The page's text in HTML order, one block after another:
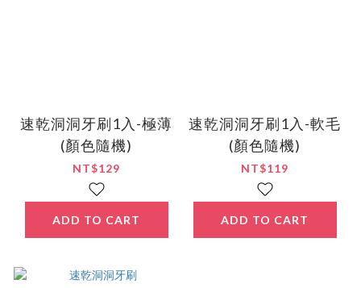
速乾洞洞牙刷1入-極薄
(顏色隨機)
NT$129
ADD TO CART
速乾洞洞牙刷1入-軟毛
(顏色隨機)
NT$119
ADD TO CART